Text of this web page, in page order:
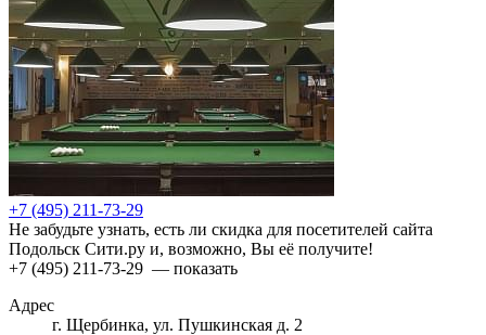
+7 (495) 211-73-29
Не забудьте узнать, есть ли скидка для посетителей сайта
Подольск Сити.ру и, возможно, Вы её получите!
+7 (495) 211-73-29 — показать
Адрес
г. Щербинка, ул. Пушкинская д. 2